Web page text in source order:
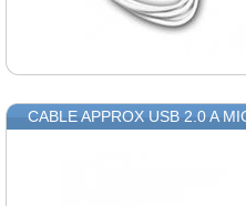
CABLE APPROX USB 2.0 A